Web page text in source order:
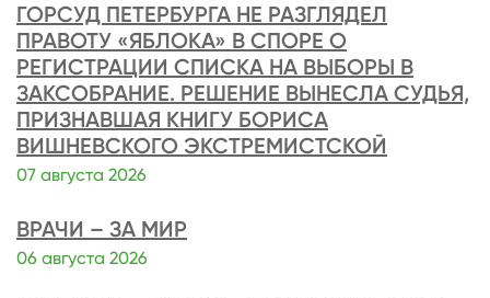
ГОРСУД ПЕТЕРБУРГА НЕ РАЗГЛЯДЕЛ
ПРАВОТУ «ЯБЛОКА» В СПОРЕ О
РЕГИСТРАЦИИ СПИСКА НА ВЫБОРЫ В
ЗАКСОБРАНИЕ. РЕШЕНИЕ ВЫНЕСЛА СУДЬЯ,
ПРИЗНАВШАЯ КНИГУ БОРИСА
ВИШНЕВСКОГО ЭКСТРЕМИСТСКОЙ
07 августа 2026
ВРАЧИ – ЗА МИР
06 августа 2026